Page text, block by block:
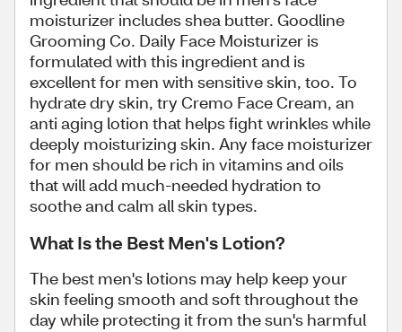
moisturizer includes shea butter. Goodline
Grooming Co. Daily Face Moisturizer is
formulated with this ingredient and is
excellent for men with sensitive skin, too. To
hydrate dry skin, try Cremo Face Cream, an
anti aging lotion that helps fight wrinkles while
deeply moisturizing skin. Any face moisturizer
for men should be rich in vitamins and oils
that will add much-needed hydration to
soothe and calm all skin types.
What Is the Best Men's Lotion?
The best men's lotions may help keep your
skin feeling smooth and soft throughout the
day while protecting it from the sun's harmful